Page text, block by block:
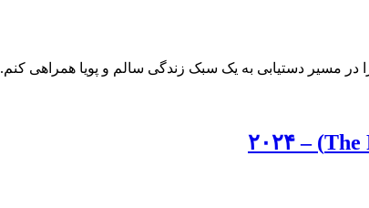
مسیر دستیابی به یک سبک زندگی سالم و پویا همراهی کنم.